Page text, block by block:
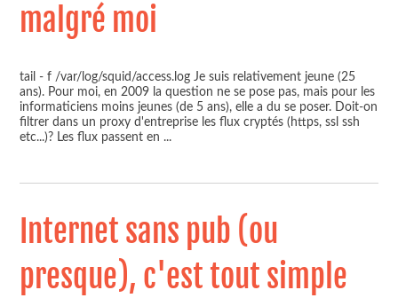
malgré moi
tail - f /var/log/squid/access.log Je suis relativement jeune (25
ans). Pour moi, en 2009 la question ne se pose pas, mais pour les
informaticiens moins jeunes (de 5 ans), elle a du se poser. Doit-on
filtrer dans un proxy d'entreprise les flux cryptés (https, ssl ssh
etc...)? Les flux passent en ...
Internet sans pub (ou
presque), c'est tout simple